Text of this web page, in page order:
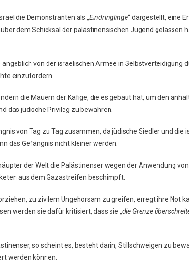
die Demonstranten als „Eindringlinge“ dargestellt, eine
dem Schicksal der palästinensischen Jugend gelassen
angeblich von der israelischen Armee in Selbstverteidigung
einzufordern.
die Mauern der Käfige, die es gebaut hat, um den
das jüdische Privileg zu bewahren.
von Tag zu Tag zusammen, da jüdische Siedler und die
das Gefängnis nicht kleiner werden.
der Welt die Palästinenser wegen der Anwendung
aus dem Gazastreifen beschimpft.
zu zivilem Ungehorsam zu greifen, erregt ihre Not
werden sie dafür kritisiert, dass sie „die Grenze
so scheint es, besteht darin, Stillschweigen zu
werden können.